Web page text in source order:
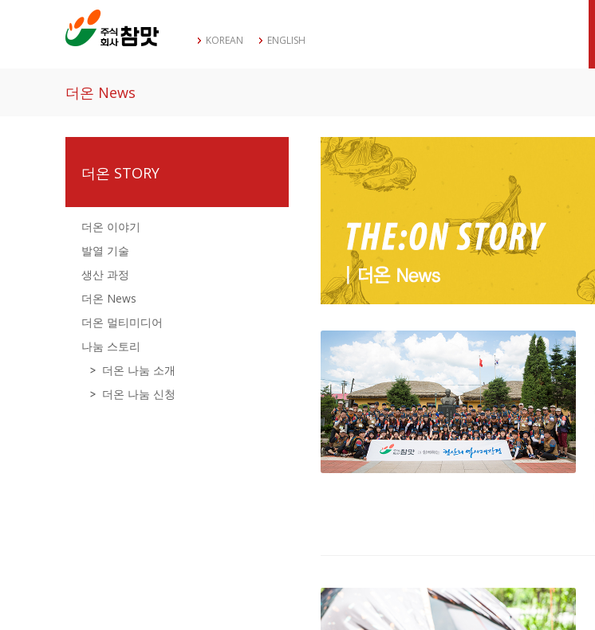
KOREAN ENGLISH
더온 News
더온 STORY
더온 이야기
발열 기술
생산 과정
더온 News
더온 멀티미디어
나눔 스토리
더온 나눔 소개
더온 나눔 신청